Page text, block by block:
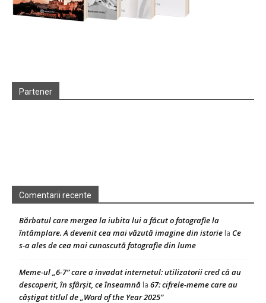
Partener
Comentarii recente
Bărbatul care mergea la iubita lui a făcut o fotografie la
întâmplare. A devenit cea mai văzută imagine din istorie la Ce
s-a ales de cea mai cunoscută fotografie din lume
Meme-ul „6-7” care a invadat internetul: utilizatorii cred că au
descoperit, în sfârșit, ce înseamnă la 67: cifrele-meme care au
câștigat titlul de „Word of the Year 2025”